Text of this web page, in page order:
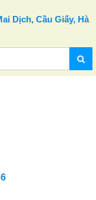
Dịch, Cầu Giấy, Hà